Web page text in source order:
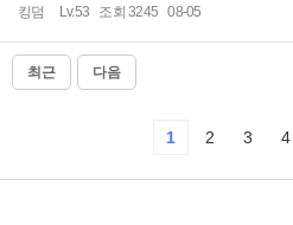
킹덤 Lv.53 조회 3245 08-05
최근 다음
1 2 3 4